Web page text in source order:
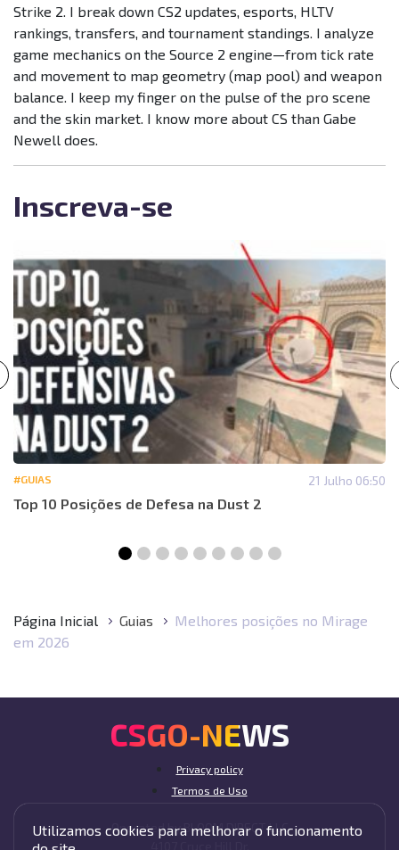
Strike 2. I break down CS2 updates, esports, HLTV
rankings, transfers, and tournament standings. I analyze
game mechanics on the Source 2 engine—from tick rate
and movement to map geometry (map pool) and weapon
balance. I keep my finger on the pulse of the pro scene
and the skin market. I know more about CS than Gabe
Newell does.
Inscreva-se
#GUIAS 21 Julho 06:50
Top 10 Posições de Defesa na Dust 2
Página Inicial Guias
Melhores posições no Mirage
em 2026
CSGO-NEWS
Privacy policy
Termos de Uso
Operated by BLOOM DIRECT LLC
Utilizamos cookies para melhorar o funcionamento